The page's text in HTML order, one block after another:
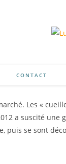
CONTACT
Les «
a suscité
puis se sont